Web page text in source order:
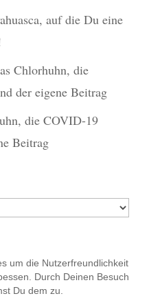
um die Nutzerfreundlichkeit
Durch Deinen Besuch
Du dem zu.
auf die Du eine
Chlorhuhn, die
der eigene Beitrag
die COVID-19
Beitrag